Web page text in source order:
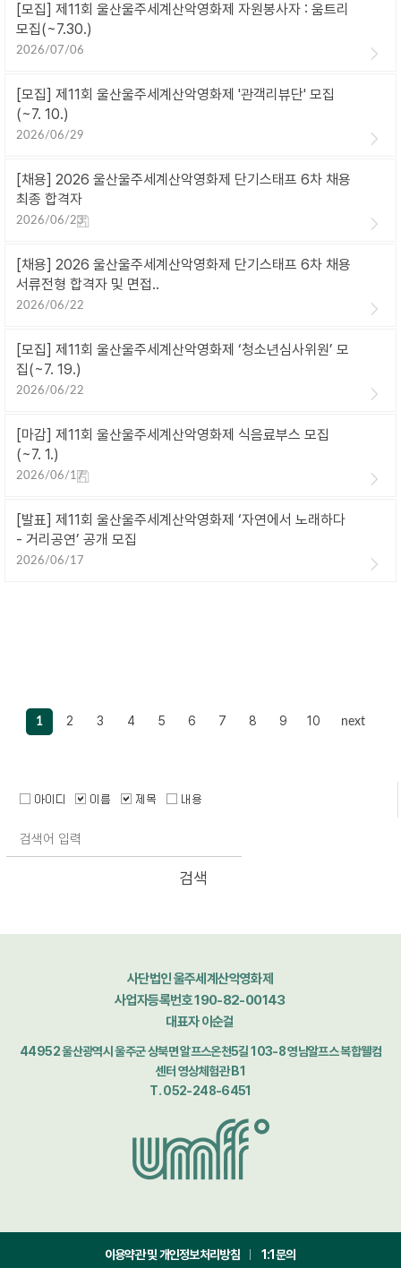
[모집] 제11회 울산울주세계산악영화제 자원봉사자 : 움트리
모집(~7.30.)
2026/07/06
[모집] 제11회 울산울주세계산악영화제 '관객리뷰단' 모집
(~7. 10.)
2026/06/29
[채용] 2026 울산울주세계산악영화제 단기스태프 6차 채용
최종 합격자
2026/06/23
[채용] 2026 울산울주세계산악영화제 단기스태프 6차 채용
서류전형 합격자 및 면접..
2026/06/22
[모집] 제11회 울산울주세계산악영화제 ‘청소년심사위원’ 모
집(~7. 19.)
2026/06/22
[마감] 제11회 울산울주세계산악영화제 식음료부스 모집
(~7. 1.)
2026/06/17
[발표] 제11회 울산울주세계산악영화제 ‘자연에서 노래하다
- 거리공연’ 공개 모집
2026/06/17
1 2 3 4 5 6 7 8 9 10 next
검색
사단법인 울주세계산악영화제
사업자등록번호 190-82-00143
대표자 이순걸
44952 울산광역시 울주군 상북면 알프스온천5길 103-8 영남알프스 복합웰컴
센터 영상체험관 B1
T. 052-248-6451
이용약관 및 개인정보처리방침 1:1문의